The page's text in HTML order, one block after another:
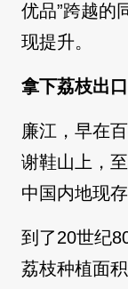
优品”跨越的
现提升。
拿下荔枝出
廉江，早在
谢鞋山上，
中国内地现
到了20世纪
荔枝种植面